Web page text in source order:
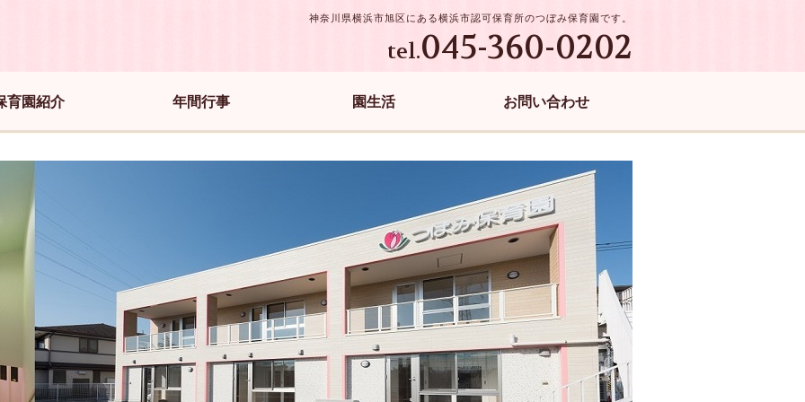
神奈川県横浜市旭区にある横浜市認可保育所のつぼみ保育園です。
tel.045-360-0202
育園紹介 年間行事 園生活 お問い合わせ